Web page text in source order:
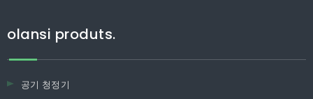
olansi produts.
공기 청정기